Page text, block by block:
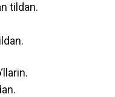
tildan.